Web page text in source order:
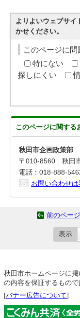
よりよいウェブサイ
かせください。
このページに
特にない
探しにくい
このページに関する
秋田市企画政策部
〒010-8560 秋田
電話：018-888-
お問い合わせは
前のペー
表示
秋田市ホームページに
の内容を保証するもので
[バナー広告について]